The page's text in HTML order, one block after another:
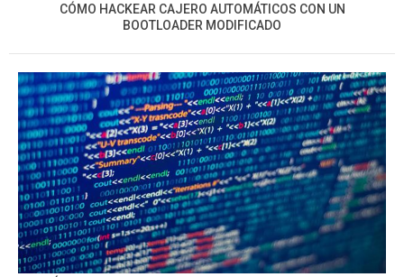
CÓMO HACKEAR CAJERO AUTOMÁTICOS CON UN
BOOTLOADER MODIFICADO